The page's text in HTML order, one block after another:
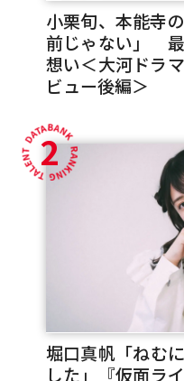
小栗旬、本能寺
前じゃない」
想い＜大河ドラ
ビュー後編＞
2
堀口真帆「ねむ
した」『仮面ラ